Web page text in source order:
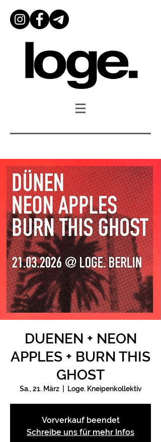
DUENEN + NEON
APPLES + BURN THIS
GHOST
Sa., 21. März
  |
Loge. Kneipenkollektiv
Vorverkauf beendet
Schreibe uns für mehr Infos